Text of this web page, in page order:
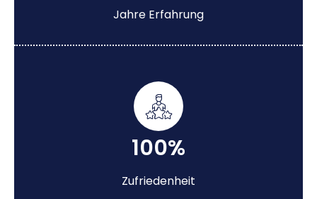
Jahre Erfahrung
100%
Zufriedenheit